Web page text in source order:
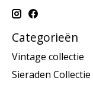
Categorieën
Vintage collectie
Sieraden Collectie